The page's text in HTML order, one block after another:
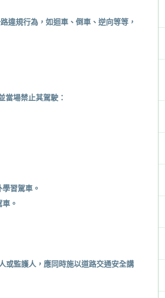
違規行為，如迴車、倒車、逆向等等，
當場禁止其駕駛：
習駕車。
。
或監護人，應同時施以道路交通安全講